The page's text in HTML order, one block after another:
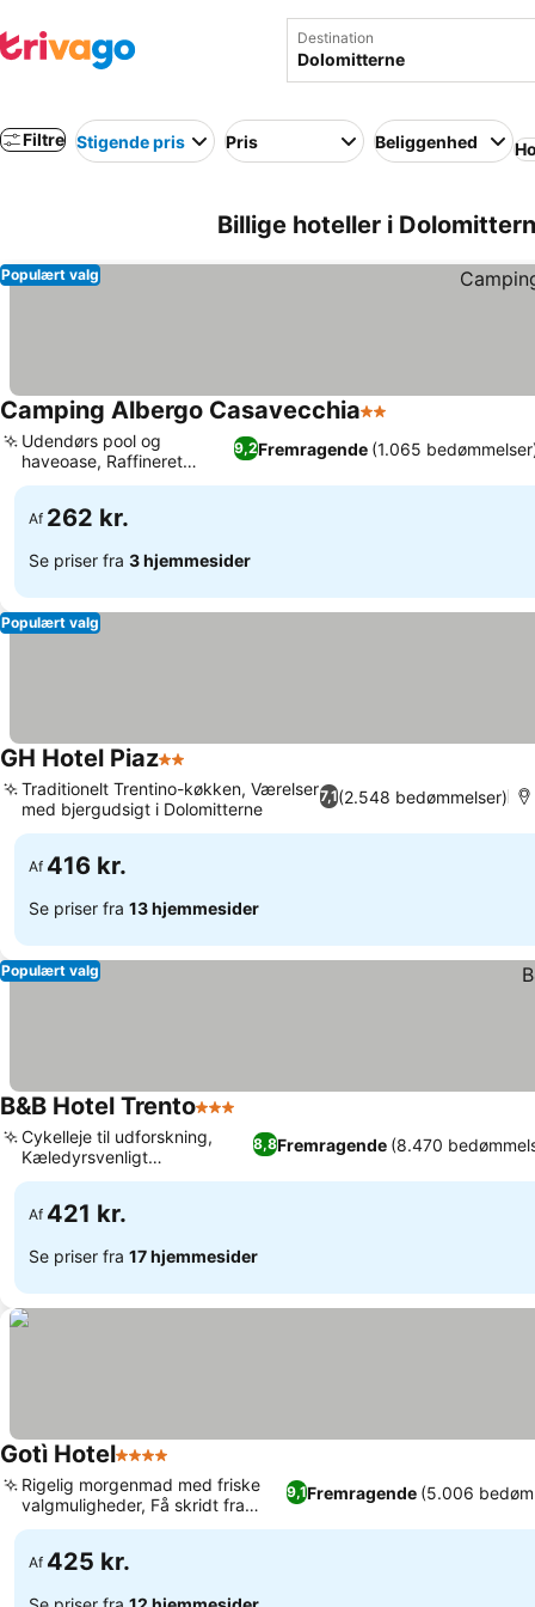
Destination
Filtre Stigende pris Pris Beliggenhed
Billige hoteller i
Populært valg
Camping Albergo Casavecchia2 Stjerner
9,2Fremragende (1.065
Udendørs pool og
haveoase, Raffineret
regional mad
Af 262 kr.
Se priser fra 3 hjemmesider
Populært valg
GH Hotel Piaz2 Stjerner
7,1(2.548 bedømmelser)
Traditionelt Trentino-køkken, Værelser
med bjergudsigt i Dolomitterne
Af 416 kr.
Se priser fra 13 hjemmesider
Populært valg
B&B Hotel Trento3 Stjerner
8,8Fremragende (8.470
Cykelleje til udforskning,
Kæledyrsvenligt
overnatningssted
Af 421 kr.
Se priser fra 17 hjemmesider
Gotì Hotel4 Stjerner
9,1Fremragende (5.006
Rigelig morgenmad med friske
valgmuligheder, Få skridt fra
Gardasøen
Af 425 kr.